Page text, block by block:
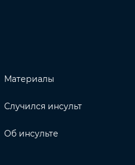
Материалы
Случился инсульт
Об инсульте